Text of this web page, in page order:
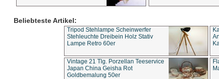
Beliebteste Artikel:
Tripod Stehlampe Scheinwerfer
Stehleuchte Dreibein Holz Stativ
Lampe Retro 60er
Vintage 21 Tlg. Porzellan Teeservice
Japan China Geisha Rot
Goldbemalung 50er